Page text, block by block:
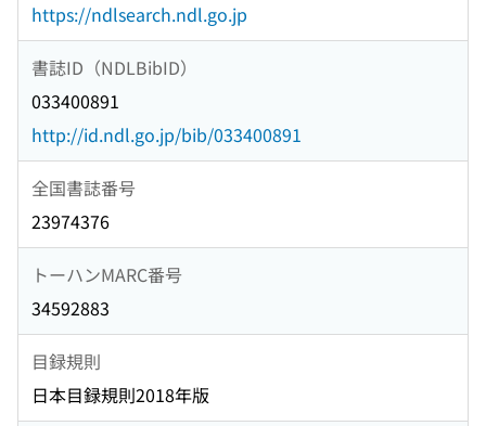
https://ndlsearch.ndl.go.jp
書誌ID（NDLBibID）
033400891
http://id.ndl.go.jp/bib/033400891
全国書誌番号
23974376
トーハンMARC番号
34592883
目録規則
日本目録規則2018年版